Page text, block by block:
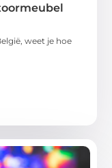
weet je hoe